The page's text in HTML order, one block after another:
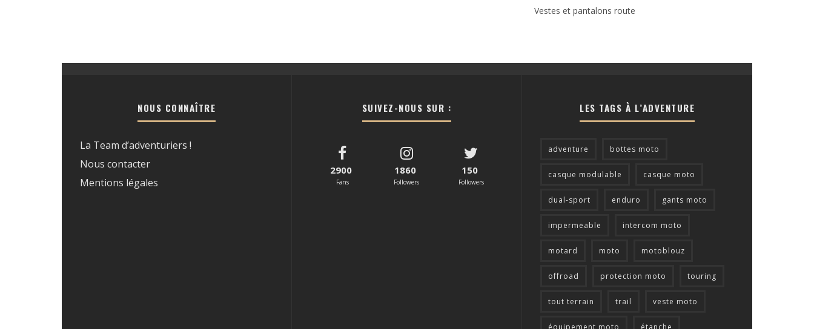
Vestes et pantalons route
NOUS CONNAÎTRE
La Team d’adventuriers !
Nous contacter
Mentions légales
SUIVEZ-NOUS SUR :
2900
Fans
1860
Followers
150
Followers
LES TAGS À L’ADVENTURE
adventure bottes moto
casque modulable casque moto
dual-sport enduro gants moto
impermeable intercom moto
motard moto motoblouz
offroad protection moto touring
tout terrain trail veste moto
équipement moto étanche